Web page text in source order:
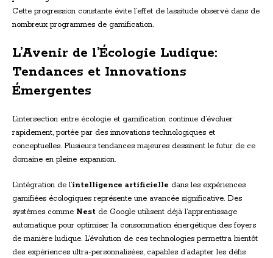
Cette progression constante évite l’effet de lassitude observé dans de
nombreux programmes de gamification.
L’Avenir de l’Écologie Ludique:
Tendances et Innovations
Émergentes
L’intersection entre écologie et gamification continue d’évoluer
rapidement, portée par des innovations technologiques et
conceptuelles. Plusieurs tendances majeures dessinent le futur de ce
domaine en pleine expansion.
L’intégration de l’intelligence artificielle dans les expériences
gamifiées écologiques représente une avancée significative. Des
systèmes comme Nest de Google utilisent déjà l’apprentissage
automatique pour optimiser la consommation énergétique des foyers
de manière ludique. L’évolution de ces technologies permettra bientôt
des expériences ultra-personnalisées, capables d’adapter les défis